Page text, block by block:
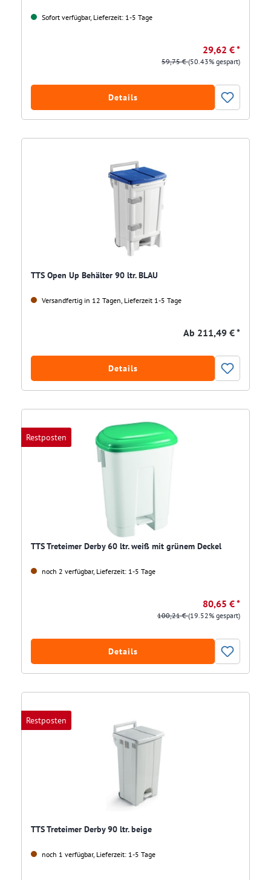
Sofort verfügbar, Lieferzeit: 1-5 Tage
29,62 € *
59,75 €(50.43% gespart)
Details
TTS Open Up Behälter 90 ltr. BLAU
Versandfertig in 12 Tagen, Lieferzeit 1-5 Tage
Ab 211,49 € *
Details
Restposten
TTS Treteimer Derby 60 ltr. weiß mit grünem Deckel
noch 2 verfügbar, Lieferzeit: 1-5 Tage
80,65 € *
100,21 €(19.52% gespart)
Details
Restposten
TTS Treteimer Derby 90 ltr. beige
noch 1 verfügbar, Lieferzeit: 1-5 Tage